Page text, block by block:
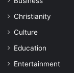
Christianity
Culture
Education
Entertainment